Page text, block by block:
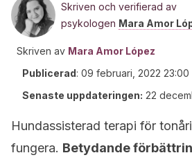
Skriven och verifierad av
psykologen Mara Amor
Skriven av Mara Amor López
Publicerad: 09 februari, 2022 23:00
Senaste uppdateringen: 22
Hundassisterad terapi för
fungera. Betydande